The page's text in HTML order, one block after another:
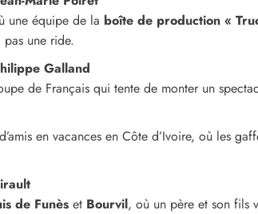
une équipe de la boîte de production «
une ride.
Galland
de Français qui tente de monter un
en vacances en Côte d’Ivoire, où les
de Funès et Bourvil, où un père et son fils